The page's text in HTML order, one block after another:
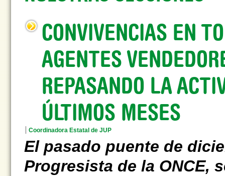
CONVIVENCIAS EN
AGENTES
REPASANDO LA
ÚLTIMOS MESES
Coordinadora Estatal de JUP
El pasado puente de
Progresista de la ONCE,